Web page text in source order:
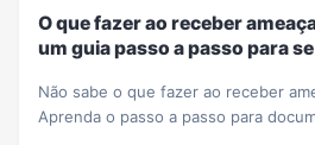
O que fazer ao receber
um guia passo a passo para
Não sabe o que fazer ao receber
Aprenda o passo a passo para